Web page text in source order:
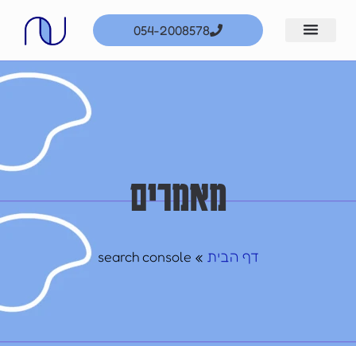
054-2008578
מאמרים
דף הבית »
search console